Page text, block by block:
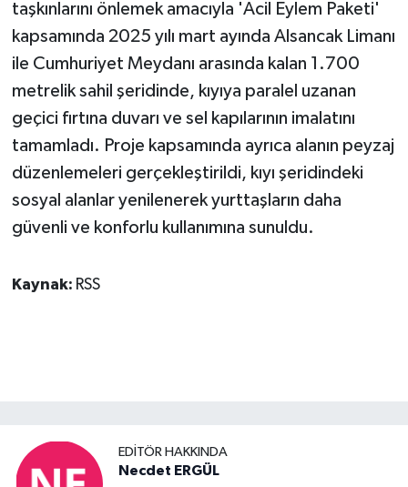
taşkınlarını önlemek amacıyla 'Acil Eylem Paketi'
kapsamında 2025 yılı mart ayında Alsancak Limanı
ile Cumhuriyet Meydanı arasında kalan 1.700
metrelik sahil şeridinde, kıyıya paralel uzanan
geçici fırtına duvarı ve sel kapılarının imalatını
tamamladı. Proje kapsamında ayrıca alanın peyzaj
düzenlemeleri gerçekleştirildi, kıyı şeridindeki
sosyal alanlar yenilenerek yurttaşların daha
güvenli ve konforlu kullanımına sunuldu.
Kaynak: RSS
EDITÖR HAKKINDA
Necdet ERGÜL